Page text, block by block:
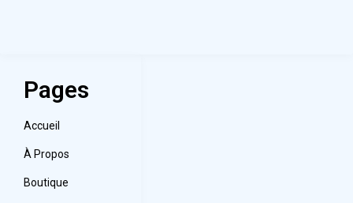
Pages
Accueil
À Propos
Boutique